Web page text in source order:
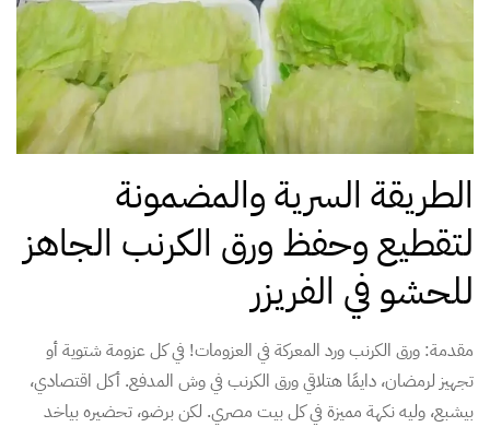
الطريقة السرية والمضمونة
لتقطيع وحفظ ورق الكرنب الجاهز
للحشو في الفريزر
مقدمة: ورق الكرنب ورد المعركة في العزومات! في كل عزومة شتوية أو
تجهيز لرمضان، دايمًا هتلاقي ورق الكرنب في وش المدفع. أكل اقتصادي،
بيشبع، وليه نكهة مميزة في كل بيت مصري. لكن برضو، تحضيره بياخد